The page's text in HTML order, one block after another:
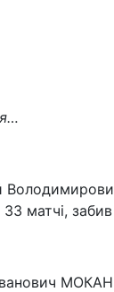
матчі,
МОКАН